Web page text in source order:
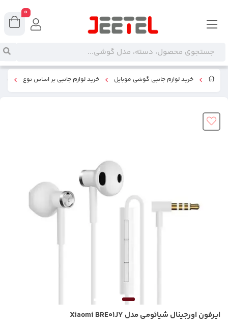
خرید لوازم جانبی گوشی موبایل خرید لوازم جانبی بر اساس نوع
ایرفون اورجینال شیائومی مدل Xiaomi BRE01JY
0